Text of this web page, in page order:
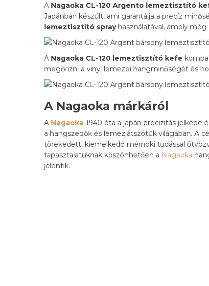
A Nagaoka CL-120 Argento lemeztisztító
Japánban készült, ami garantálja a precíz
lemeztisztító sprayhasználatával, amely még
A Nagaoka CL-120 lemeztisztító kefe
megőrizni a vinyl lemezei hangminőségét és
A Nagaoka márkáról
A Nagaoka 1940 óta a japán precizitás jelképe
a hangszedők és lemezjátszótűk világában. A
törekedett, kiemelkedő mérnöki tudással
tapasztalatuknak köszönhetően a Nagaoka
jelentik.